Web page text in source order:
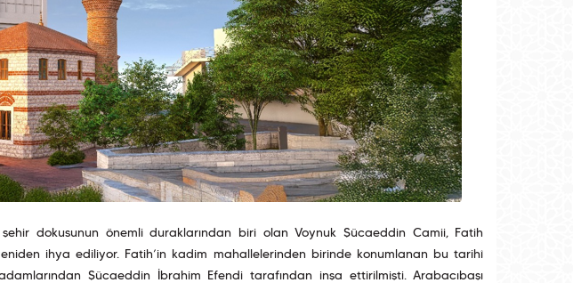
şehir dokusunun önemli duraklarından biri olan Voynuk Şücaeddin Camii, Fatih
ihya ediliyor. Fatih’in kadim mahallelerinden birinde konumlanan bu tarihî
Şücaeddin İbrahim Efendi tarafından inşa ettirilmişti. Arabacıbaşı